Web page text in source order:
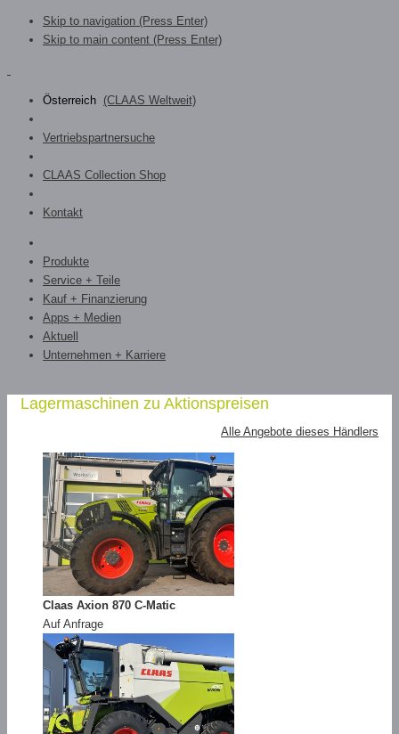
Skip to navigation (Press Enter)
Skip to main content (Press Enter)
Österreich (CLAAS Weltweit)
Vertriebspartnersuche
CLAAS Collection Shop
Kontakt
Produkte
Service + Teile
Kauf + Finanzierung
Apps + Medien
Aktuell
Unternehmen + Karriere
Lagermaschinen zu Aktionspreisen
Alle Angebote dieses Händlers
Claas Axion 870 C-Matic
Auf Anfrage